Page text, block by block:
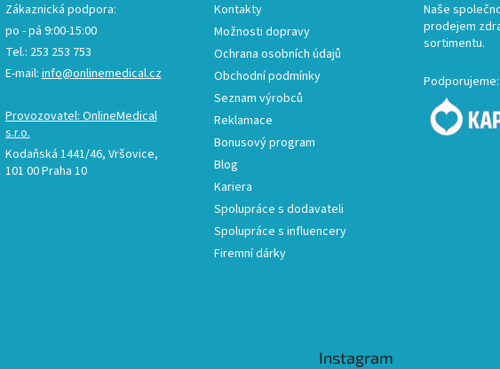
Zákaznická podpora:
po - pá 9:00-15:00
Tel.: 253 253 753
E-mail:info@onlinemedical.cz
Provozovatel: OnlineMedical
s.r.o.
Kodaňská 1441/46, Vršovice,
101 00 Praha 10
Kontakty
Možnosti dopravy
Ochrana osobních údajů
Obchodní podmínky
Seznam výrobců
Reklamace
Bonusový program
Blog
Kariera
Spolupráce s dodavateli
Spolupráce s influencery
Firemní dárky
Naše
prodejem
sortimentu.
Podporujeme:
Instagram